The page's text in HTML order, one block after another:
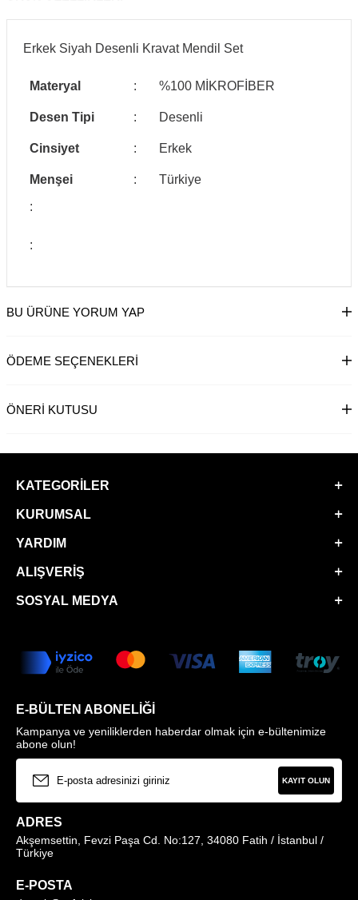
Erkek Siyah Desenli Kravat Mendil Set
Materyal : %100 MİKROFİBER
Desen Tipi : Desenli
Cinsiyet : Erkek
Menşei :
Türkiye
:
:
BU ÜRÜNE YORUM YAP
ÖDEME SEÇENEKLERI
ÖNERI KUTUSU
KATEGORILER
KURUMSAL
YARDIM
ALIŞVERIŞ
SOSYAL MEDYA
E-BÜLTEN ABONELIĞI
Kampanya ve yeniliklerden haberdar olmak için e-bültenimize
abone olun!
KAYIT OLUN
ADRES
Akşemsettin, Fevzi Paşa Cd. No:127, 34080 Fatih / İstanbul /
Türkiye
E-POSTA